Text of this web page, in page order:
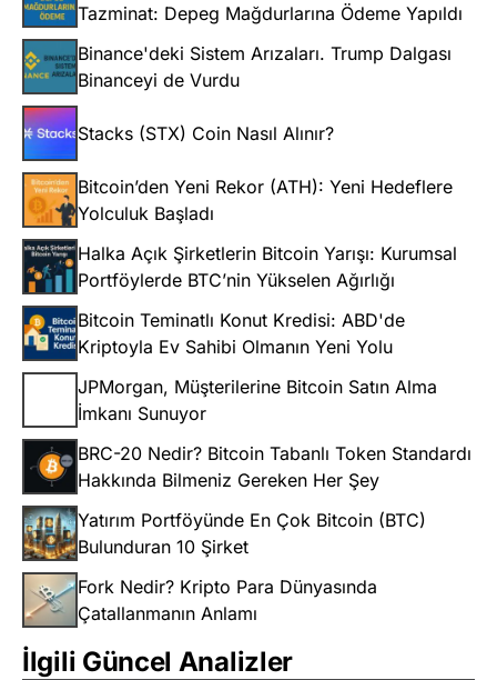
Tazminat: Depeg Mağdurlarına Ödeme Yapıldı
Binance'deki Sistem Arızaları. Trump Dalgası
Binanceyi de Vurdu
Stacks (STX) Coin Nasıl Alınır?
Bitcoin’den Yeni Rekor (ATH): Yeni Hedeflere
Yolculuk Başladı
Halka Açık Şirketlerin Bitcoin Yarışı: Kurumsal
Portföylerde BTC’nin Yükselen Ağırlığı
Bitcoin Teminatlı Konut Kredisi: ABD'de
Kriptoyla Ev Sahibi Olmanın Yeni Yolu
JPMorgan, Müşterilerine Bitcoin Satın Alma
İmkanı Sunuyor
BRC-20 Nedir? Bitcoin Tabanlı Token Standardı
Hakkında Bilmeniz Gereken Her Şey
Yatırım Portföyünde En Çok Bitcoin (BTC)
Bulunduran 10 Şirket
Fork Nedir? Kripto Para Dünyasında
Çatallanmanın Anlamı
İlgili Güncel Analizler